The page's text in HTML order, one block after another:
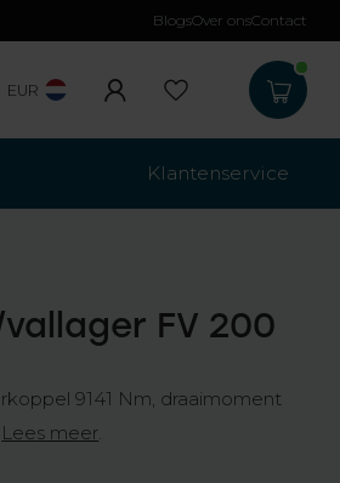
Gratis verzending
BlogsOver onsContact
EUR
Klantenservice
FV 200
9141 Nm, draaimoment
Lees meer.